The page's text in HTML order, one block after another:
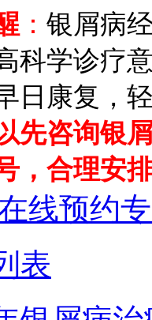
： 银屑病
科学诊疗
日康复，
先咨询银
，合理安
线预约
表